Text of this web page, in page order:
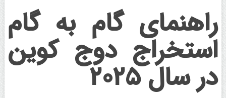
راهنمای گام به گام
استخراج دوج کوین
در سال ۲۰۲۵